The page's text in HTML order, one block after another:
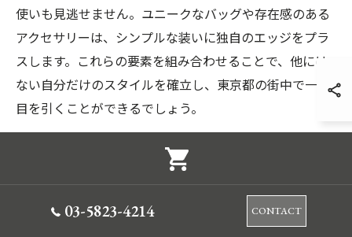
使いも見逃せません。ユニークなバッグや存在感のある
アクセサリーは、シンプルな装いに独自のエッジをプラ
スします。これらの要素を組み合わせることで、他には
ない自分だけのスタイルを確立し、東京都の街中で一際
目を引くことができるでしょう。
オフィスとプライベートを両立するコーデ
東京都で忙しい日々を送る30代以上の大人には、オフィ
スとプライベート、両方に適したコーディネートが求め
られます。オフィスでは、シンプルで洗練されたスタイ
03-5823-4214 CONTACT